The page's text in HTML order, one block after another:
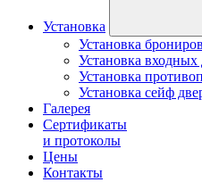
Установка
Установка
Установка входных
Установка
Установка сейф
Галерея
Сертификаты
и протоколы
Цены
Контакты